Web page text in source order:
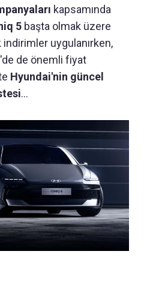
kapsamında
5 başta olmak üzere
uygulanırken,
'de de önemli fiyat
Hyundai'nin güncel
...